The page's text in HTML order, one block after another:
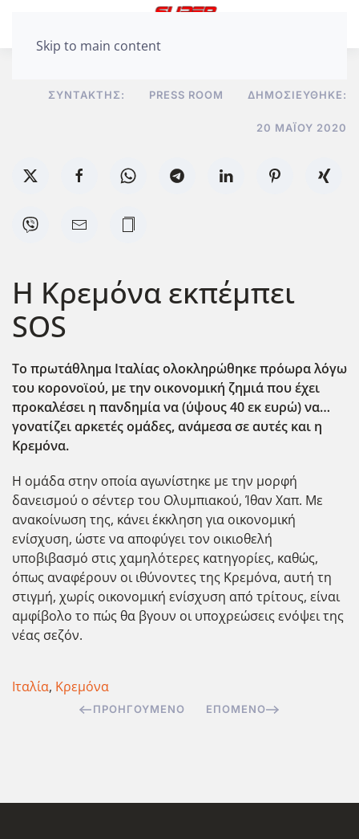
Skip to main content
ΣΥΝΤΆΚΤΗΣ: PRESS ROOM ΔΗΜΟΣΙΕΎΘΗΚΕ:
20 ΜΑΪ́ΟΥ 2020
Η Κρεμόνα εκπέμπει
SOS
Το πρωτάθλημα Ιταλίας ολοκληρώθηκε πρόωρα λόγω
του κορονοϊού, με την οικονομική ζημιά που έχει
προκαλέσει η πανδημία να (ύψους 40 εκ ευρώ) να…
γονατίζει αρκετές ομάδες, ανάμεσα σε αυτές και η
Κρεμόνα.
Η ομάδα στην οποία αγωνίστηκε με την μορφή
δανεισμού ο σέντερ του Ολυμπιακού, Ίθαν Χαπ. Με
ανακοίνωση της, κάνει έκκληση για οικονομική
ενίσχυση, ώστε να αποφύγει τον οικιοθελή
υποβιβασμό στις χαμηλότερες κατηγορίες, καθώς,
όπως αναφέρουν οι ιθύνοντες της Κρεμόνα, αυτή τη
στιγμή, χωρίς οικονομική ενίσχυση από τρίτους, είναι
αμφίβολο το πώς θα βγουν οι υποχρεώσεις ενόψει της
νέας σεζόν.
Ιταλία, Κρεμόνα
ΠΡΟΗΓΟΎΜΕΝΟ ΕΠΌΜΕΝΟ